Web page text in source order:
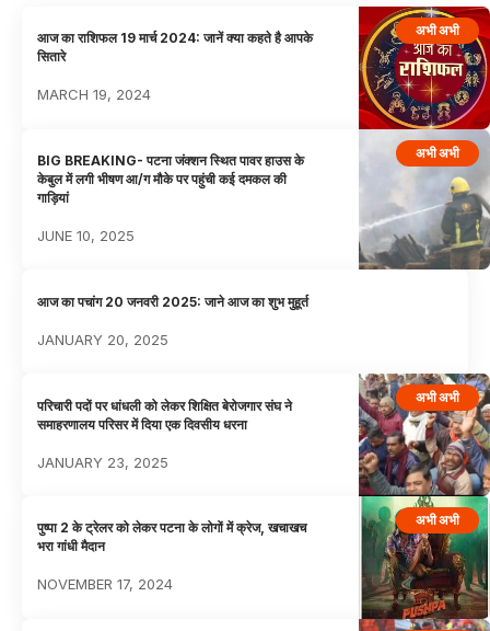
अभी अभी
आज का राशिफल 19 मार्च 2024: जानें क्या कहते है आपके
सितारे
MARCH 19, 2024
अभी अभी
BIG BREAKING- पटना जंक्शन स्थित पावर हाउस के
केबुल में लगी भीषण आ/ग मौके पर पहुंची कई दमकल की
गाड़ियां
JUNE 10, 2025
आज का पचांग 20 जनवरी 2025: जाने आज का शुभ मुहूर्त
JANUARY 20, 2025
अभी अभी
परिचारी पदों पर धांधली को लेकर शिक्षित बेरोजगार संघ ने
समाहरणालय परिसर में दिया एक दिवसीय धरना
JANUARY 23, 2025
अभी अभी
पुष्पा 2 के ट्रेलर को लेकर पटना के लोगों में क्रेज, खचाखच
भरा गांधी मैदान
NOVEMBER 17, 2024